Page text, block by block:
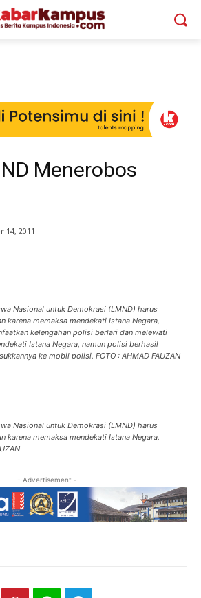
Menerobos
14, 2011
Nasional untuk Demokrasi (LMND) harus
karena memaksa mendekati Istana Negara,
kelengahan polisi berlari dan melewati
Istana Negara, namun polisi berhasil
ke mobil polisi. FOTO : AHMAD FAUZAN
Nasional untuk Demokrasi (LMND) harus
karena memaksa mendekati Istana Negara,
- Advertisement -